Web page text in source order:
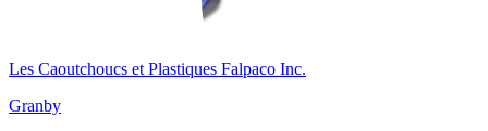
Les Caoutchoucs et Plastiques Falpaco Inc.
Granby